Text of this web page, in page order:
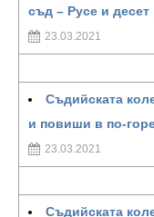
съд – Русе и
23.03.2021
Съдийската
и повиши в по-
23.03.2021
Съдийската